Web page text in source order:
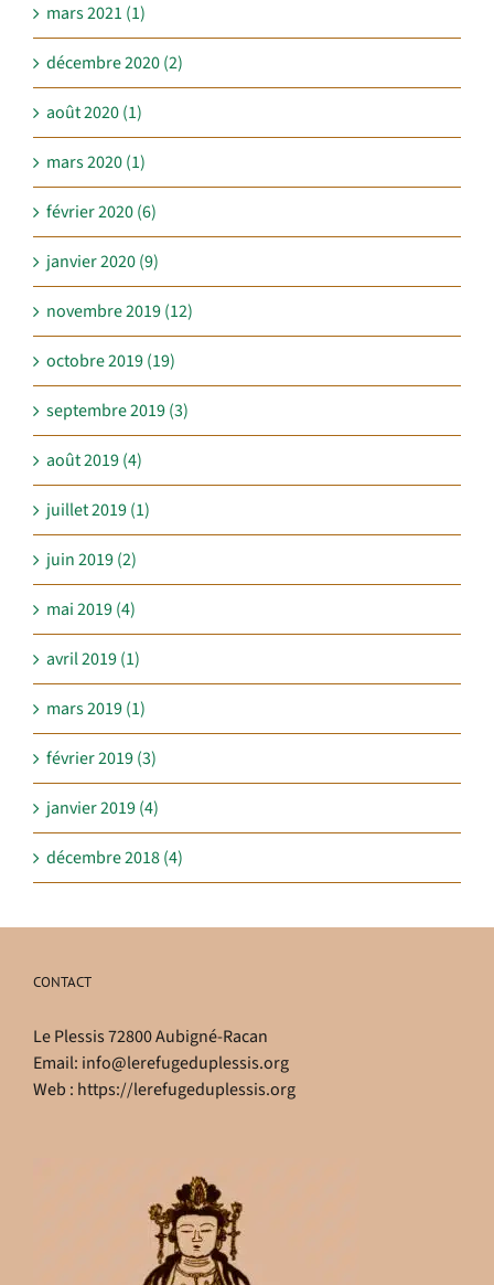
mars 2021 (1)
décembre 2020 (2)
août 2020 (1)
mars 2020 (1)
février 2020 (6)
janvier 2020 (9)
novembre 2019 (12)
octobre 2019 (19)
septembre 2019 (3)
août 2019 (4)
juillet 2019 (1)
juin 2019 (2)
mai 2019 (4)
avril 2019 (1)
mars 2019 (1)
février 2019 (3)
janvier 2019 (4)
décembre 2018 (4)
CONTACT
Le Plessis 72800 Aubigné-Racan
Email: info@lerefugeduplessis.org
Web : https://lerefugeduplessis.org